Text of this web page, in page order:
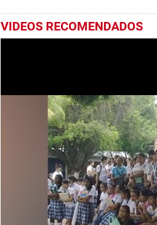
VIDEOS RECOMENDADOS